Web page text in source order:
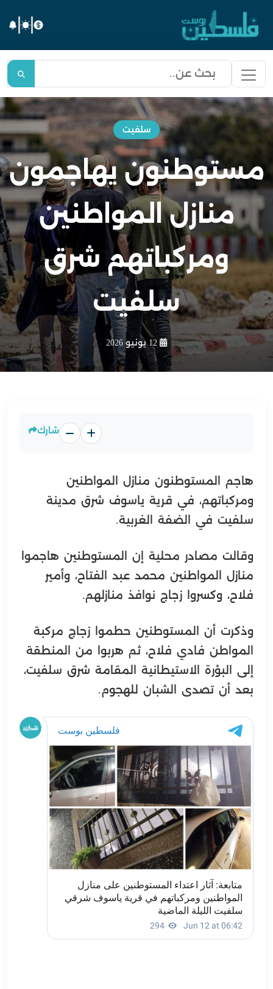
سلفيت
مستوطنون يهاجمون
منازل المواطنين
ومركباتهم شرق
سلفيت
شارك
هاجم المستوطنون منازل المواطنين
ومركباتهم، في قرية ياسوف شرق مدينة
سلفيت في الضفة الغربية.
وقالت مصادر محلية إن المستوطنين هاجموا
منازل المواطنين محمد عبد الفتاح، وأمير
فلاح، وكسروا زجاج نوافذ منازلهم.
وذكرت أن المستوطنين حطموا زجاج مركبة
المواطن فادي فلاح، ثم هربوا من المنطقة
إلى البؤرة الاستيطانية المقامة شرق سلفيت،
بعد أن تصدى الشبان للهجوم.